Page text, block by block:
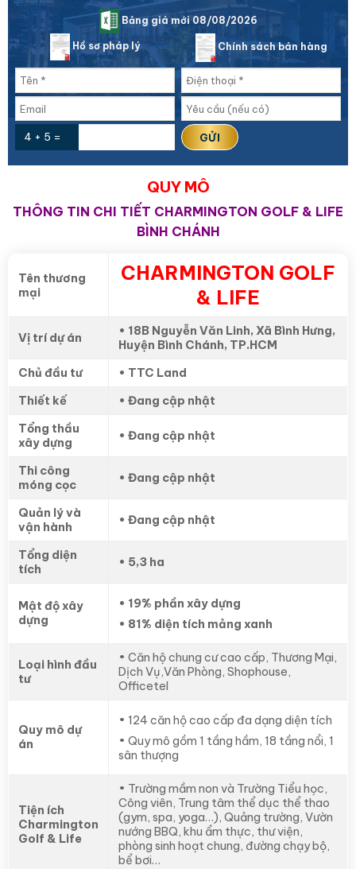
Bảng giá mới 08/08/2026
Hồ sơ pháp lý Chính sách bán hàng
4 + 5 =
QUY MÔ
THÔNG TIN CHI TIẾT CHARMINGTON GOLF & LIFE
BÌNH CHÁNH
Tên thương
mại
CHARMINGTON GOLF
& LIFE
Vị trí dự án • 18B Nguyễn Văn Linh, Xã Bình Hưng,
Huyện Bình Chánh, TP.HCM
Chủ đầu tư
• TTC Land
Thiết kế
• Đang cập nhật
Tổng thầu
xây dựng
• Đang cập nhật
Thi công
móng cọc
• Đang cập nhật
Quản lý và
vận hành
• Đang cập nhật
Tổng diện
tích
• 5,3 ha
Mật độ xây
dựng
• 19% phần xây dựng
• 81% diện tích mảng xanh
Loại hình đầu
tư
• Căn hộ chung cư cao cấp, Thương Mại,
Dịch Vụ,Văn Phòng, Shophouse,
Officetel
Quy mô dự
án
• 124 căn hộ cao cấp đa dạng diện tích
• Quy mô gồm 1 tầng hầm, 18 tầng nổi, 1
sân thượng
Tiện ích
Charmington
Golf & Life
• Trường mầm non và Trường Tiểu học,
Công viên, Trung tâm thể dục thể thao
(gym, spa, yoga…), Quảng trường, Vườn
nướng BBQ, khu ẩm thực, thư viện,
phòng sinh hoạt chung, đường chạy bộ,
bể bơi…